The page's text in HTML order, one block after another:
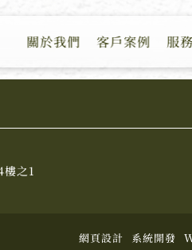
關於我們 客戶案例 服
之1
網頁設計 系統開發